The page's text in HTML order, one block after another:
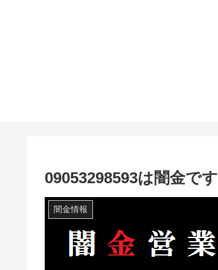
09053298593は闇金です
闇金情報